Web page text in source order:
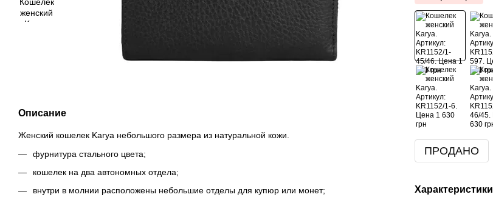
Описание
Женский кошелек Karya небольшого размера из натуральной кожи.
фурнитура стального цвета;
кошелек на два автономных отдела;
внутри в молнии расположены небольшие отделы для купюр или монет;
ПРОДАНО
Характеристики